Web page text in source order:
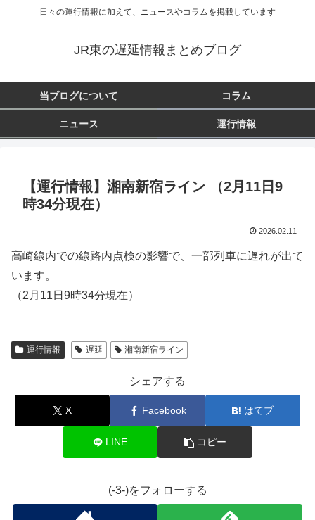
日々の運行情報に加えて、ニュースやコラムを掲載しています
JR東の遅延情報まとめブログ
当ブログについて コラム
ニュース 運行情報
【運行情報】湘南新宿ライン （2月11日9
時34分現在）
2026.02.11
高崎線内での線路内点検の影響で、一部列車に遅れが出て
います。
（2月11日9時34分現在）
運行情報 遅延 湘南新宿ライン
シェアする
X Facebook はてブ
LINE コピー
(-3-)をフォローする